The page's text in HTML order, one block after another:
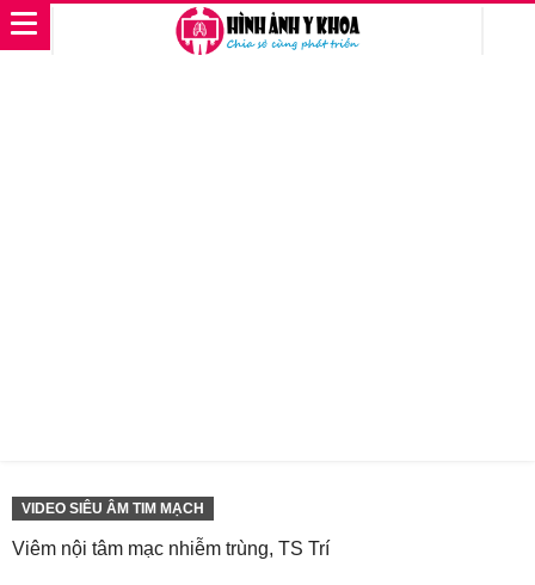
VIDEO SIÊU ÂM TIM MẠCH
Viêm nội tâm mạc nhiễm trùng, TS Trí